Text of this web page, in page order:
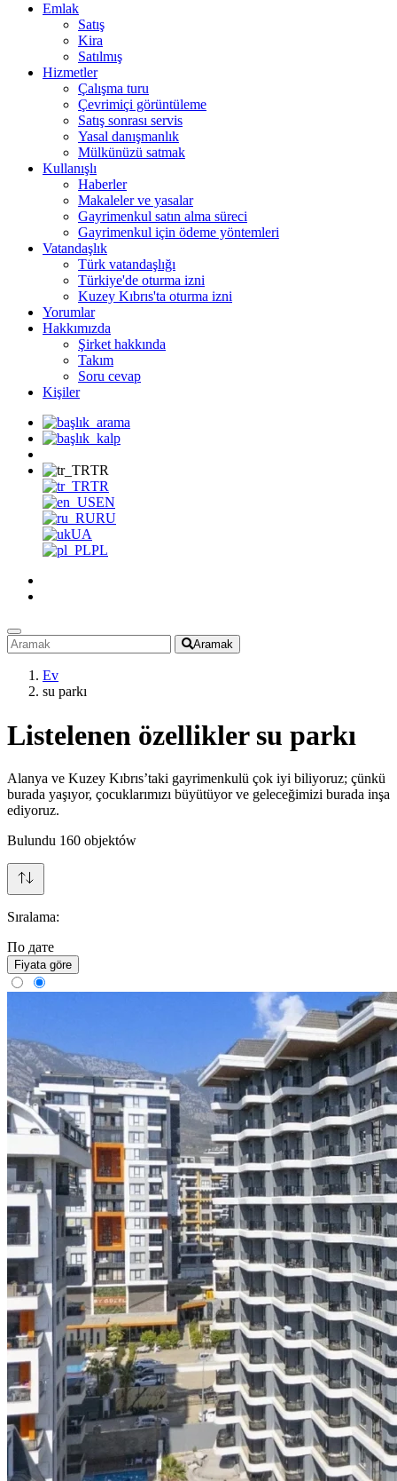
Emlak
Satış
Kira
Satılmış
Hizmetler
Çalışma turu
Çevrimiçi görüntüleme
Satış sonrası servis
Yasal danışmanlık
Mülkünüzü satmak
Kullanışlı
Haberler
Makaleler ve yasalar
Gayrimenkul satın alma süreci
Gayrimenkul için ödeme yöntemleri
Vatandaşlık
Türk vatandaşlığı
Türkiye'de oturma izni
Kuzey Kıbrıs'ta oturma izni
Yorumlar
Hakkımızda
Şirket hakkında
Takım
Soru cevap
Kişiler
TR
TR
EN
RU
UA
PL
Aramak
Ev
su parkı
Listelenen özellikler su parkı
Alanya ve Kuzey Kıbrıs’taki gayrimenkulü çok iyi biliyoruz; çünkü
burada yaşıyor, çocuklarımızı büyütüyor ve geleceğimizi burada inşa
ediyoruz.
Bulundu 160 objektów
Sıralama:
По дате
Fiyata göre